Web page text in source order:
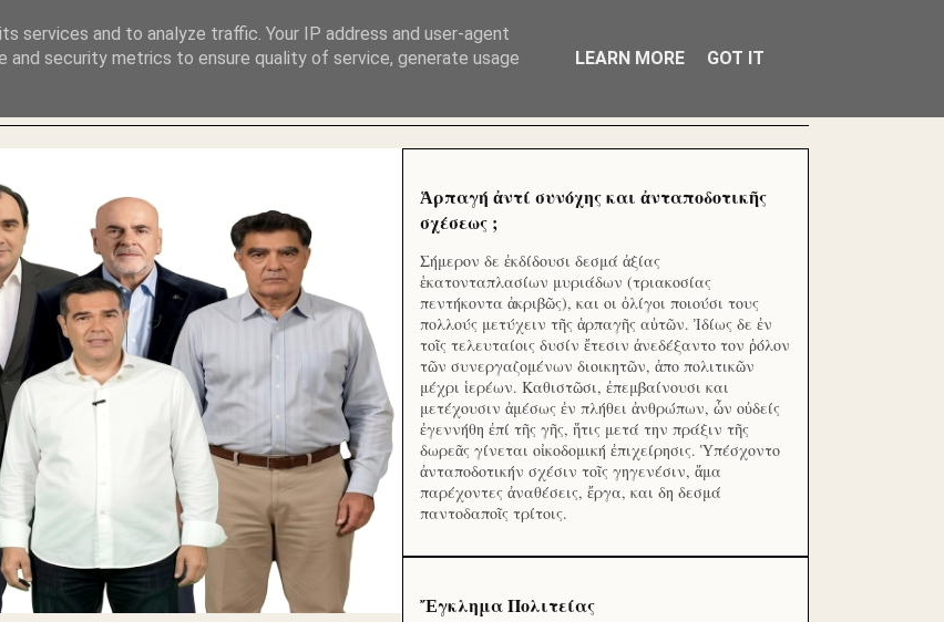
Ἁρπαγή ἀντί συνόχης και ἀνταποδοτικῆς
σχέσεως ;
Σήμερον δε ἐκδίδουσι δεσμά ἀξίας
ἑκατονταπλασίων μυριάδων (τριακοσίας
πεντήκοντα ἀκριβῶς), και οι ὀλίγοι ποιούσι τους
πολλούς μετύχειν τῆς ἁρπαγῆς αὐτῶν. Ἰδίως δε ἐν
τοῖς τελευταίοις δυσίν ἔτεσιν ἀνεδέξαντο τον ῥόλον
τῶν συνεργαζομένων διοικητῶν, ἀπο πολιτικῶν
μέχρι ἱερέων. Καθιστῶσι, ἐπεμβαίνουσι και
μετέχουσιν ἀμέσως ἐν πλήθει ἀνθρώπων, ὧν οὐδείς
ἐγεννήθη ἐπί τῆς γῆς, ἥτις μετά την πράξιν τῆς
δωρεᾶς γίνεται οἰκοδομική ἐπιχείρησις. Ὑπέσχοντο
ἀνταποδοτικήν σχέσιν τοῖς γηγενέσιν, ἅμα
παρέχοντες ἀναθέσεις, ἔργα, και δη δεσμά
παντοδαποῖς τρίτοις.
Ἔγκλημα Πολιτείας
services and to analyze traffic. Your IP address and user-agent
and security metrics to ensure quality of service, generate usage
LEARN MORE GOT IT